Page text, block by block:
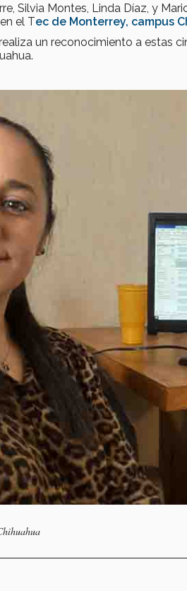
Silvia Montes, Linda Díaz, y
el Tec de Monterrey, campus
realiza un reconocimiento a estas